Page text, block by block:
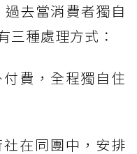
去當消費者獨自
三種處理方式：
費，全程獨自住
在同團中，安排